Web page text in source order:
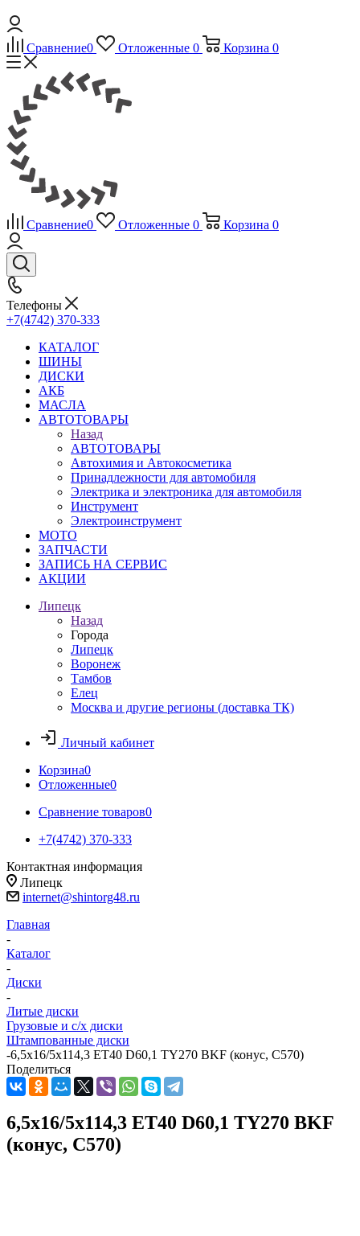
Сравнение0 Отложенные 0 Корзина 0
Сравнение0 Отложенные 0 Корзина 0
Телефоны
+7(4742) 370-333
КАТАЛОГ
ШИНЫ
ДИСКИ
АКБ
МАСЛА
АВТОТОВАРЫ
Назад
АВТОТОВАРЫ
Автохимия и Автокосметика
Принадлежности для автомобиля
Электрика и электроника для автомобиля
Инструмент
Электроинструмент
МОТО
ЗАПЧАСТИ
ЗАПИСЬ НА СЕРВИС
АКЦИИ
Липецк
Назад
Города
Липецк
Воронеж
Тамбов
Елец
Москва и другие регионы (доставка ТК)
Личный кабинет
Корзина0
Отложенные0
Сравнение товаров0
+7(4742) 370-333
Контактная информация
Липецк
internet@shintorg48.ru
Главная
-
Каталог
-
Диски
-
Литые диски
Грузовые и с/х диски
Штампованные диски
-6,5x16/5x114,3 ET40 D60,1 TY270 BKF (конус, C570)
Поделиться
6,5x16/5x114,3 ET40 D60,1 TY270 BKF
(конус, C570)